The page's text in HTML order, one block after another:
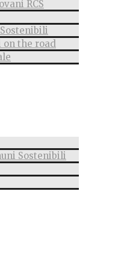
RCS
on the road
Sostenibili